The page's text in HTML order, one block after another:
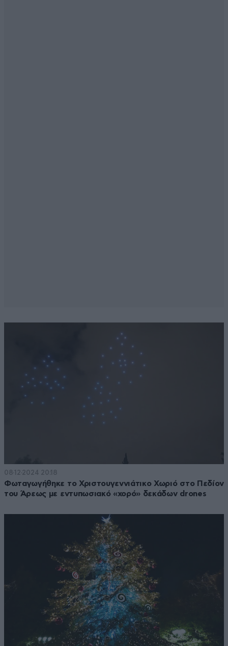
08·12·2024 20:18
Φωταγωγήθηκε το Χριστουγεννιάτικο Χωριό στο Πεδίον
του Άρεως με εντυπωσιακό «χορό» δεκάδων drones